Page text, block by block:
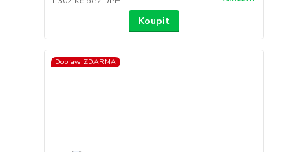
Koupit
Doprava ZDARMA